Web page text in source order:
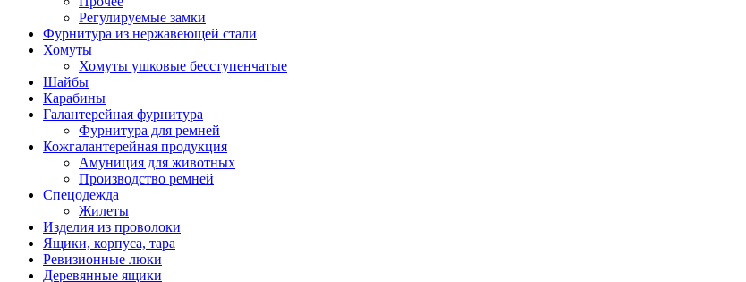
Регулируемые замки
Фурнитура из нержавеющей стали
Хомуты
Хомуты ушковые бесступенчатые
Шайбы
Карабины
Галантерейная фурнитура
Фурнитура для ремней
Кожгалантерейная продукция
Амуниция для животных
Производство ремней
Спецодежда
Жилеты
Изделия из проволоки
Ящики, корпуса, тара
Ревизионные люки
Деревянные ящики